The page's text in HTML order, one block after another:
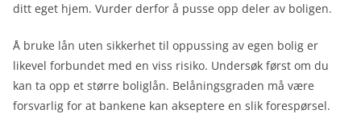
ditt eget hjem. Vurder derfor å pusse opp deler av boligen.
Å bruke lån uten sikkerhet til oppussing av egen bolig er
likevel forbundet med en viss risiko. Undersøk først om du
kan ta opp et større boliglån. Belåningsgraden må være
forsvarlig for at bankene kan akseptere en slik forespørsel.